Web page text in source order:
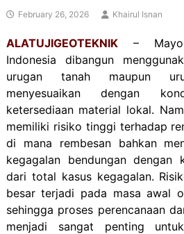
February 26, 2026 Khairul Isnan
ALATUJIGEOTEKNIK–
Indonesia dibangun
urugan tanah maupun
menyesuaikan dengan
ketersediaan material lokal.
memiliki risiko tinggi terhadap
di mana rembesan bahkan
kegagalan bendungan dengan
dari total kasus kegagalan.
besar terjadi pada masa awal
sehingga proses perencanaan
menjadi sangat penting